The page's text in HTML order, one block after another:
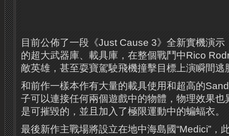
目前公佈了一段《Just Cause 3》全新實機演
的超大武器庫、載具庫，在整個戰鬥中Rico
敵英雄，甚至耍寶駕駛飛機撞擊目標上演瞬間逃
和前作一樣本作有大量的載具使用和超高的
子可以連接任何兩個遊戲中的物體，物理效果也
是可摧毀的，並且加入了極限運動中的蝙蝠衣。
最後新作主戰場將設立在地中海島國“Medici”，